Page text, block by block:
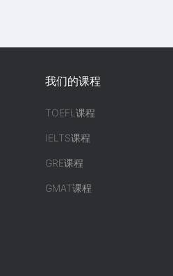
我们的课程
TOEFL课程
IELTS课程
GRE课程
GMAT课程